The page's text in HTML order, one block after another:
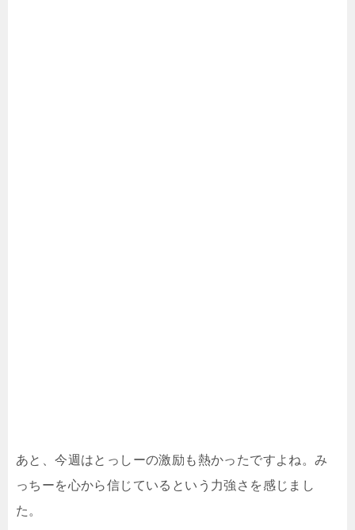
あと、今週はとっしーの激励も熱かったですよね。み
っちーを心から信じているという力強さを感じまし
た。